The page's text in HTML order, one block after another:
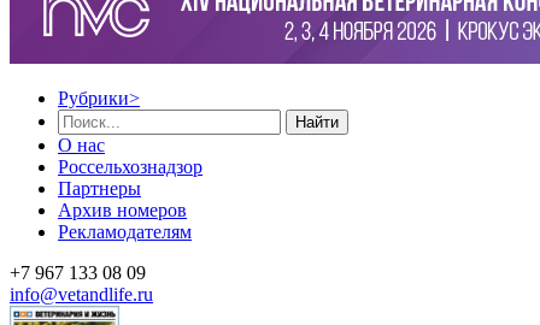
Рубрики>
Найти
О нас
Россельхознадзор
Партнеры
Архив номеров
Рекламодателям
+7 967 133 08 09
info@vetandlife.ru